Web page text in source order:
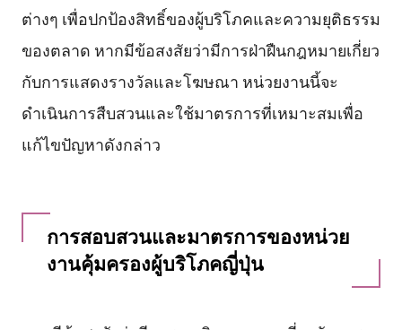
ต่างๆ เพื่อปกป้องสิทธิ์ของผู้บริโภคและความยุติธรรม
ของตลาด หากมีข้อสงสัยว่ามีการฝ่าฝืนกฎหมายเกี่ยว
กับการแสดงรางวัลและโฆษณา หน่วยงานนี้จะ
ดำเนินการสืบสวนและใช้มาตรการที่เหมาะสมเพื่อ
แก้ไขปัญหาดังกล่าว
การสอบสวนและมาตรการของหน่วย
งานคุ้มครองผู้บริโภคญี่ปุ่น